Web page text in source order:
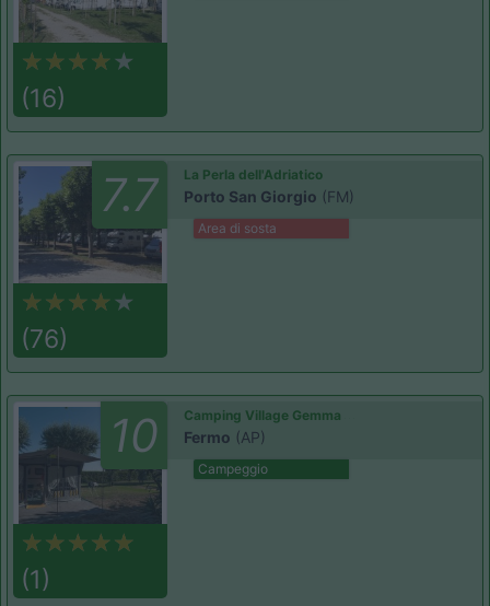
(16)
7.7
(76)
La Perla dell'Adriatico
Porto San Giorgio (FM)
Area di sosta
10
(1)
Camping Village Gemma
Fermo (AP)
Campeggio